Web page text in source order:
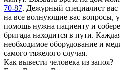
70-87. Дежурный специалист вас
на все волнующие вас вопросы,
помощь нужна пациенту и
бригада находится в пути.
необходимое оборудование и
самого тяжелого случая.
Как вывести человека из запоя?